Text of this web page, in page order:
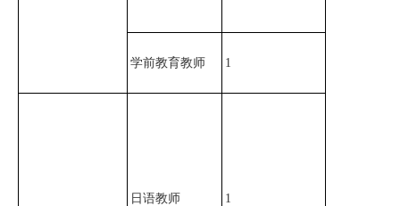
学前教育教师 1
日语教师 1